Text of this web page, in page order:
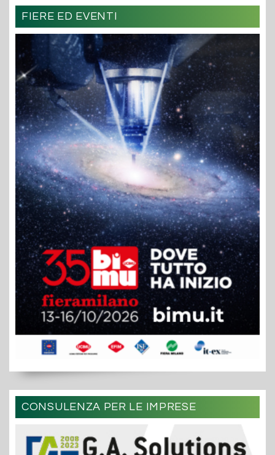
FIERE ED EVENTI
CONSULENZA PER LE IMPRESE